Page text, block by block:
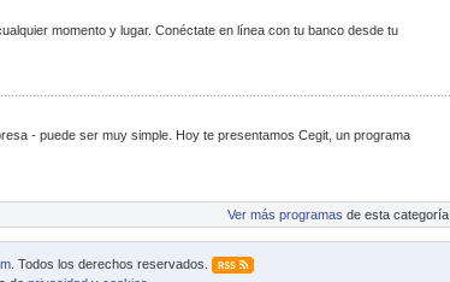
momento y lugar. Conéctate en línea con tu banco desde tu
- puede ser muy simple. Hoy te presentamos Cegit, un programa
Ver más programas de esta categoría
. Todos los derechos reservados.